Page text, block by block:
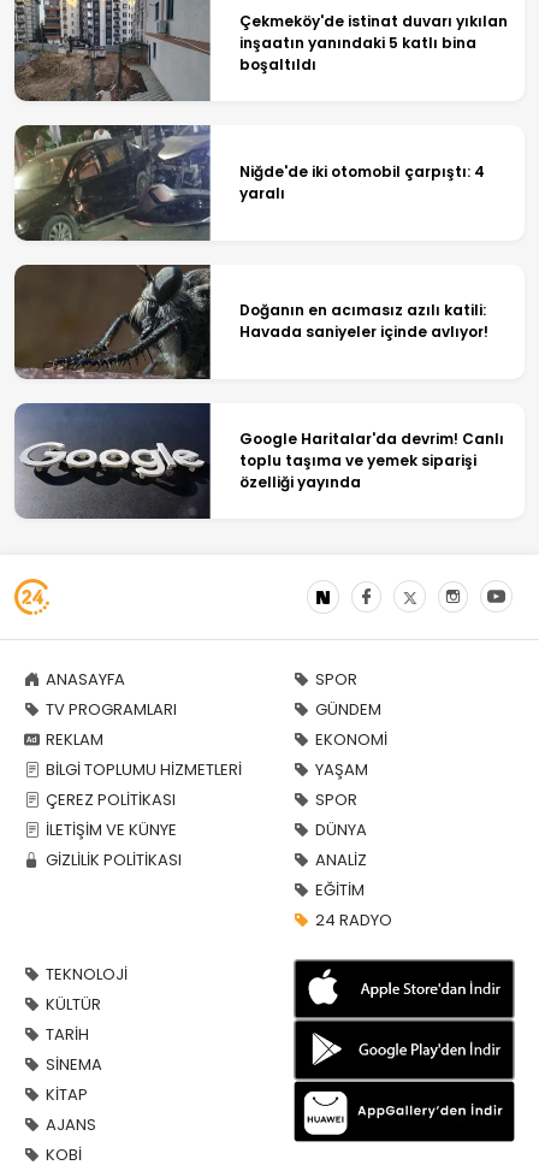
Çekmeköy'de istinat duvarı yıkılan
inşaatın yanındaki 5 katlı bina
boşaltıldı
Niğde'de iki otomobil çarpıştı: 4
yaralı
Doğanın en acımasız azılı katili:
Havada saniyeler içinde avlıyor!
Google Haritalar'da devrim! Canlı
toplu taşıma ve yemek siparişi
özelliği yayında
ANASAYFA
TV PROGRAMLARI
REKLAM
BİLGİ TOPLUMU HİZMETLERİ
ÇEREZ POLİTİKASI
İLETİŞİM VE KÜNYE
GİZLİLİK POLİTİKASI
SPOR
GÜNDEM
EKONOMİ
YAŞAM
SPOR
DÜNYA
ANALİZ
EĞİTİM
24 RADYO
TEKNOLOJİ
KÜLTÜR
TARİH
SİNEMA
KİTAP
AJANS
KOBİ